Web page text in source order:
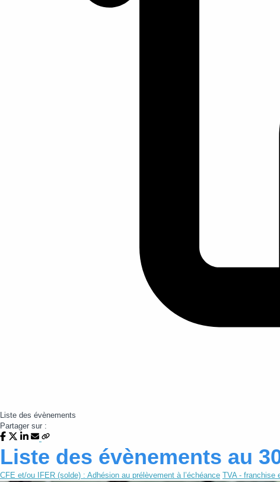
Liste des évènements
Partager sur :
Liste des évènements au
CFE et/ou IFER (solde) : Adhésion au prélèvement à l’échéance TVA - franchise